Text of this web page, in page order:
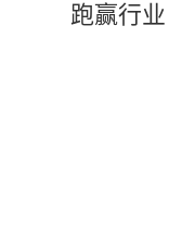
跑赢行业